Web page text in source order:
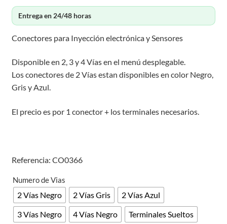
Entrega en 24/48 horas
Conectores para Inyección electrónica y Sensores
Disponible en 2, 3 y 4 Vías en el menú desplegable.
Los conectores de 2 Vías estan disponibles en color Negro,
Gris y Azul.
El precio es por 1 conector + los terminales necesarios.
Referencia: CO0366
Numero de Vias
2 Vías Negro 2 Vías Gris
2 Vías Azul
3 Vías Negro
4 Vías Negro Terminales Sueltos